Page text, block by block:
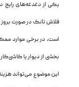
یکی از دغدغه‌های رایج
فلاش تانک در صورت بروز
است، در برخی موارد
بخشی از دیوار یا
این موضوع می‌تواند